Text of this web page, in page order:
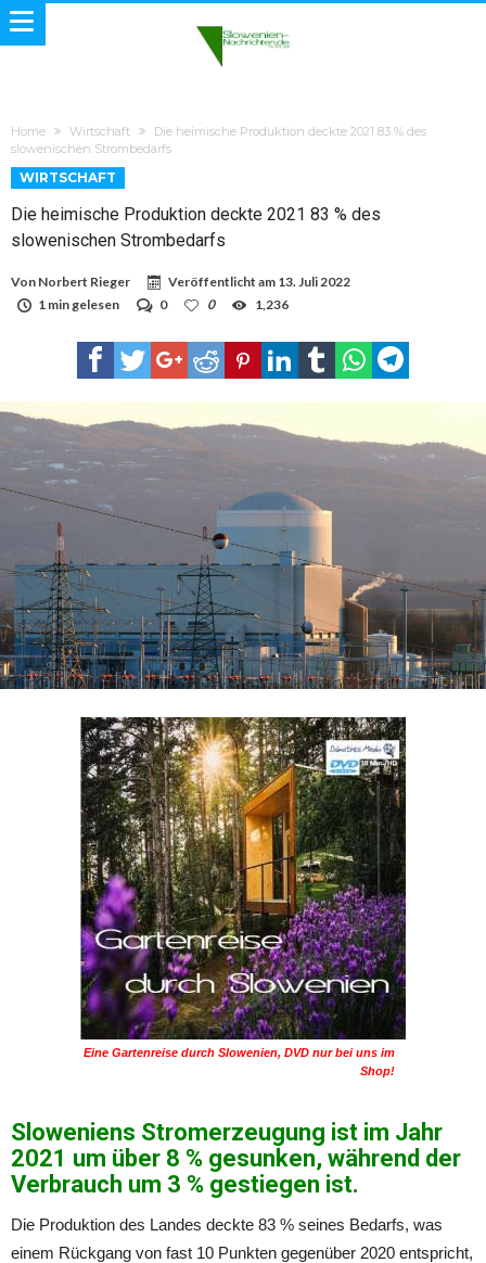
Home Wirtschaft
Die heimische Produktion deckte 2021 83 % des
slowenischen Strombedarfs
WIRTSCHAFT
Die heimische Produktion deckte 2021 83 % des
slowenischen Strombedarfs
Von Norbert Rieger Veröffentlicht am 13. Juli 2022
1 min gelesen
0 0 1,236
Eine Gartenreise durch Slowenien, DVD nur bei uns im
Shop!
Sloweniens Stromerzeugung ist im Jahr
2021 um über 8 % gesunken, während der
Verbrauch um 3 % gestiegen ist.
Die Produktion des Landes deckte 83 % seines Bedarfs, was
einem Rückgang von fast 10 Punkten gegenüber 2020 entspricht,